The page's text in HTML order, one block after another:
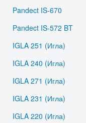
Pandect IS-670
Pandect IS-572 BT
IGLA 251 (Игла)
IGLA 240 (Игла)
IGLA 271 (Игла)
IGLA 231 (Игла)
IGLA 220 (Игла)